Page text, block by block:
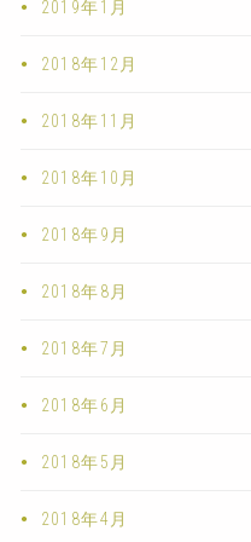
2019年1月
2018年12月
2018年11月
2018年10月
2018年9月
2018年8月
2018年7月
2018年6月
2018年5月
2018年4月